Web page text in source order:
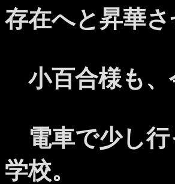
存在へと昇華
小百合様も、
電車で少し行
学校。